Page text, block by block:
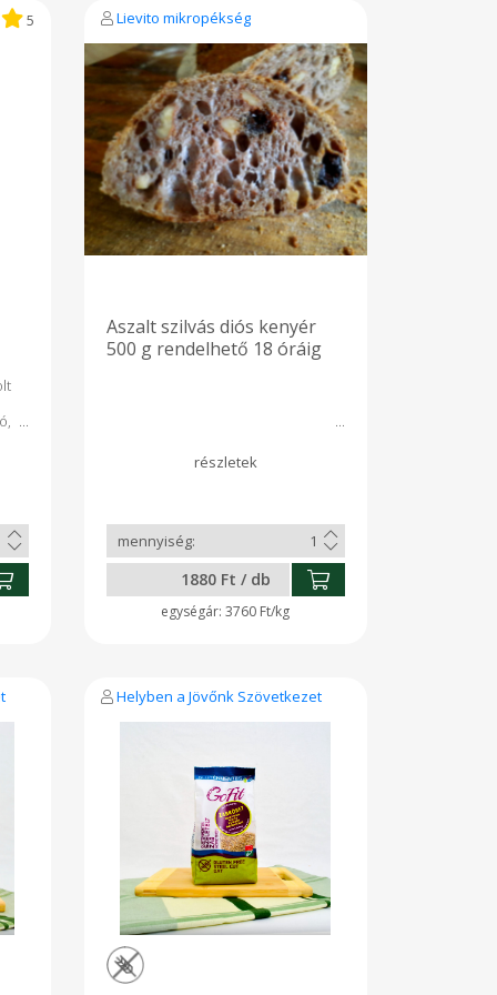
formában tartalmazza,
könnyebben emészthető,
magasabb tápértékű és
alacsonyabb glikémiás indexű,
összességében minden
szempontból egészségesebb,
mint az ipari pékáru.
5 Lievito mikropékség
Aszalt szilvás diós kenyér
500 g rendelhető 18 óráig
1880 Ft / db
3760 Ft/kg
Helyben a Jövőnk Szövetkezet